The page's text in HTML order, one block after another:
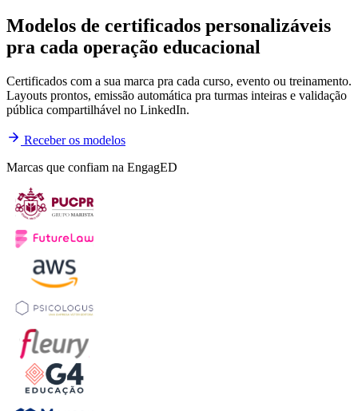
Modelos de certificados personalizáveis
pra cada operação educacional
Certificados com a sua marca pra cada curso, evento ou treinamento.
Layouts prontos, emissão automática pra turmas inteiras e validação
pública compartilhável no LinkedIn.
Receber os modelos
Marcas que confiam na EngagED